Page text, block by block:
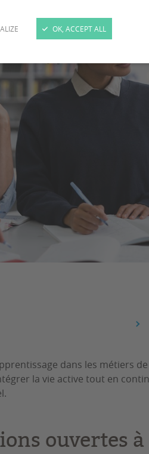
OK, ACCEPT ALL
dans les métiers
la vie active tout en
ouvertes